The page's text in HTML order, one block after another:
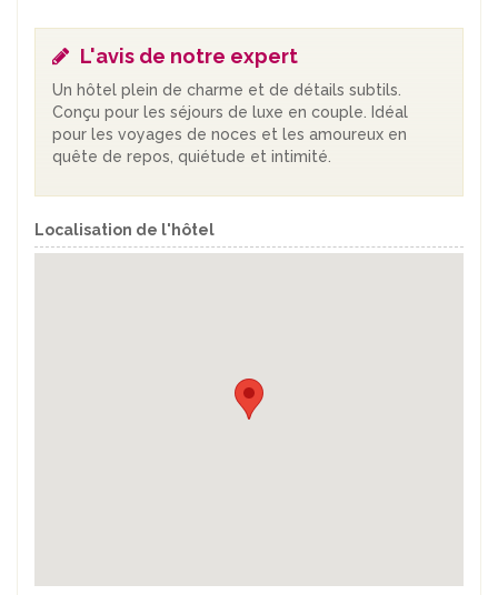
L'avis de notre expert
Un hôtel plein de charme et de détails subtils.
Conçu pour les séjours de luxe en couple. Idéal
pour les voyages de noces et les amoureux en
quête de repos, quiétude et intimité.
Localisation de l'hôtel